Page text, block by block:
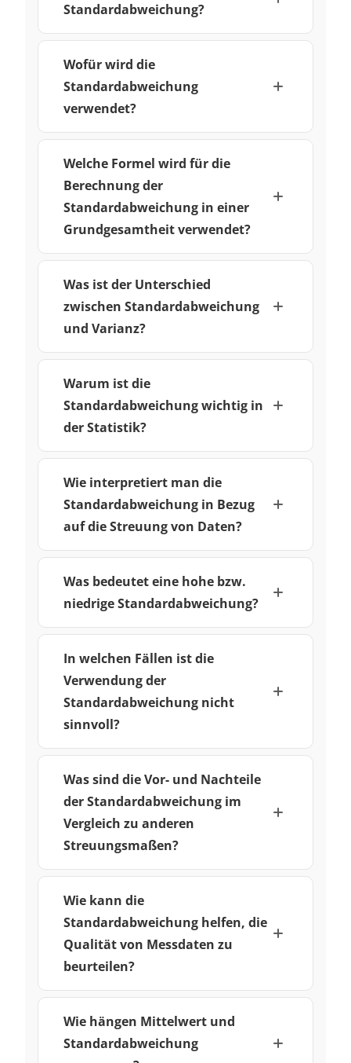
Standardabweichung?
Wofür wird die
Standardabweichung
verwendet?
Welche Formel wird für die
Berechnung der
Standardabweichung in einer
Grundgesamtheit verwendet?
Was ist der Unterschied
zwischen Standardabweichung
und Varianz?
Warum ist die
Standardabweichung wichtig in
der Statistik?
Wie interpretiert man die
Standardabweichung in Bezug
auf die Streuung von Daten?
Was bedeutet eine hohe bzw.
niedrige Standardabweichung?
In welchen Fällen ist die
Verwendung der
Standardabweichung nicht
sinnvoll?
Was sind die Vor- und Nachteile
der Standardabweichung im
Vergleich zu anderen
Streuungsmaßen?
Wie kann die
Standardabweichung helfen, die
Qualität von Messdaten zu
beurteilen?
Wie hängen Mittelwert und
Standardabweichung